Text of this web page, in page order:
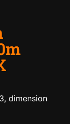
dimension